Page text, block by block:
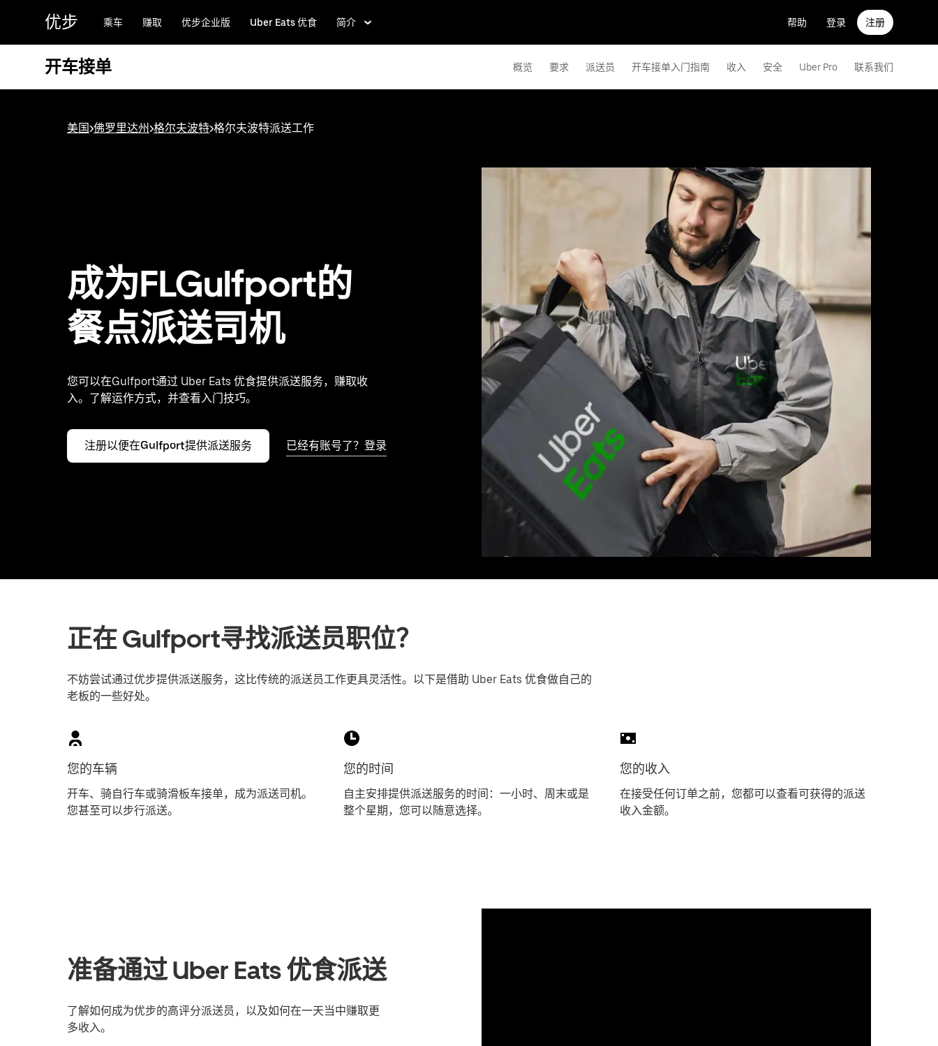
容
优步 乘车 赚取 优步企业版 Uber Eats 优食 简介 帮助 登录 注册
开车接单 概览 要求 派送员 开车接单入门指南 收入 安全 Uber Pro 联系我们
美国>佛罗里达州>格尔夫波特>格尔夫波特派送工作
成为FLGulfport的
餐点派送司机
您可以在Gulfport通过 Uber Eats 优食提供派送服务，赚取收
入。了解运作方式，并查看入门技巧。
注册以便在Gulfport提供派送服务 已经有账号了？登录
正在 Gulfport寻找派送员职位？
不妨尝试通过优步提供派送服务，这比传统的派送员工作更具灵活性。以下是借助 Uber Eats 优食做自己的
老板的一些好处。
您的车辆
开车、骑自行车或骑滑板车接单，成为派送司机。
您甚至可以步行派送。
您的时间
自主安排提供派送服务的时间：一小时、周末或是
整个星期，您可以随意选择。
您的收入
在接受任何订单之前，您都可以查看可获得的派送
收入金额。
准备通过 Uber Eats 优食派送
了解如何成为优步的高评分派送员，以及如何在一天当中赚取更
多收入。